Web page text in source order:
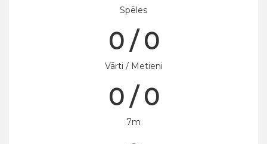
Spēles
0 / 0
Vārti / Metieni
0 / 0
7m